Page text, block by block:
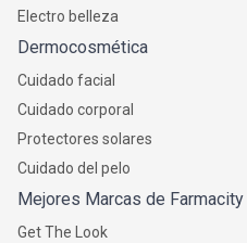
Electro belleza
Dermocosmética
Cuidado facial
Cuidado corporal
Protectores solares
Cuidado del pelo
Mejores Marcas de Farmacity
Get The Look